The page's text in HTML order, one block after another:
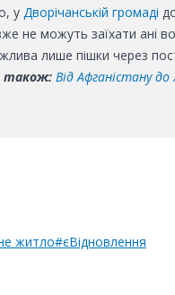
у Дворічанській громаді
не можуть заїхати ані
лише пішки через
також: Від Афганістану до
житло#єВідновлення